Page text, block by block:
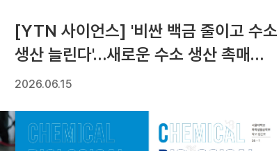
[YTN 사이언스] '비싼 백금 줄이고 수소
생산 늘린다'…새로운 수소 생산 촉매
개발(박정원 교수)
2026.06.15